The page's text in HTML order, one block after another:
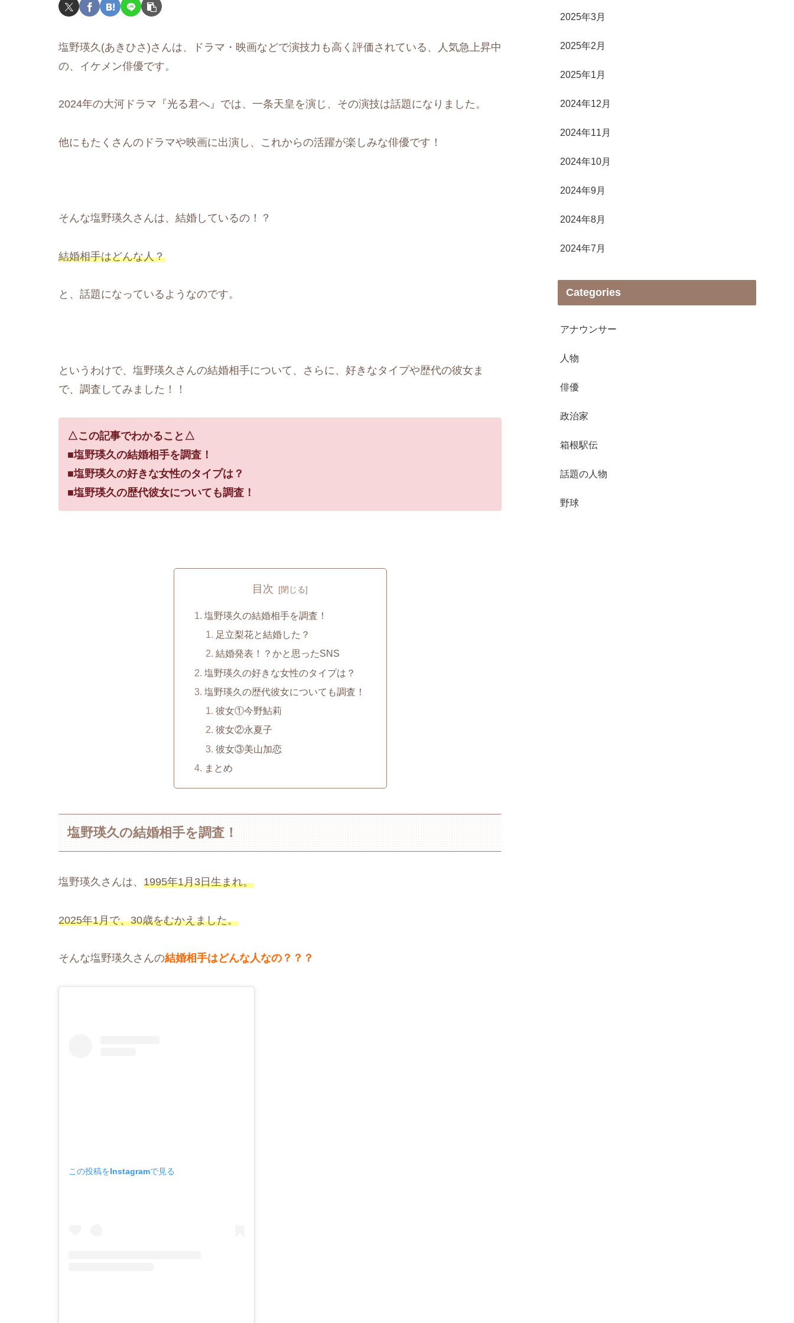
塩野瑛久(あきひさ)さんは、ドラマ・映画などで演技力も高く評価されている、人気急上昇中
の、イケメン俳優です。
2024年の大河ドラマ『光る君へ』では、一条天皇を演じ、その演技は話題になりました。
他にもたくさんのドラマや映画に出演し、これからの活躍が楽しみな俳優です！
そんな塩野瑛久さんは、結婚しているの！？
結婚相手はどんな人？
と、話題になっているようなのです。
というわけで、塩野瑛久さんの結婚相手について、さらに、好きなタイプや歴代の彼女ま
で、調査してみました！！
△この記事でわかること△
■塩野瑛久の結婚相手を調査！
■塩野瑛久の好きな女性のタイプは？
■塩野瑛久の歴代彼女についても調査！
目次
塩野瑛久の結婚相手を調査！
足立梨花と結婚した？
結婚発表！？かと思ったSNS
塩野瑛久の好きな女性のタイプは？
塩野瑛久の歴代彼女についても調査！
彼女①今野鮎莉
彼女②永夏子
彼女③美山加恋
まとめ
塩野瑛久の結婚相手を調査！
塩野瑛久さんは、 1995年1月3日生まれ。
2025年1月で、30歳をむかえました。
そんな塩野瑛久さんの結婚相手はどんな人なの？？？
この投稿をInstagramで見る
2025年3月
2025年2月
2025年1月
2024年12月
2024年11月
2024年10月
2024年9月
2024年8月
2024年7月
Categories
アナウンサー
人物
俳優
政治家
箱根駅伝
話題の人物
野球